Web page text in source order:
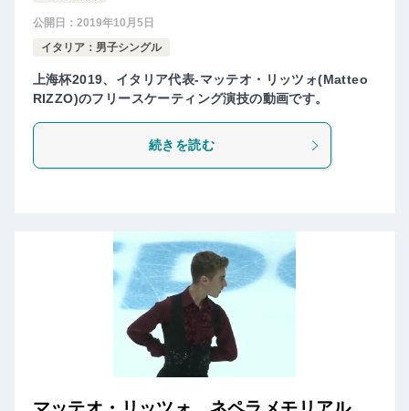
公開日： 2019年10月5日
イタリア：男子シングル
上海杯2019、イタリア代表-マッテオ・リッツォ(Matteo
RIZZO)のフリースケーティング演技の動画です。
続きを読む